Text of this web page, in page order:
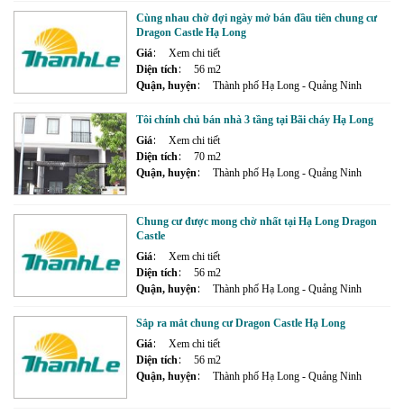
Cùng nhau chờ đợi ngày mở bán đầu tiên chung cư
Dragon Castle Hạ Long
Giá
Xem chi tiết
Diện tích
56 m2
Quận, huyện
Thành phố Hạ Long - Quảng Ninh
Tôi chính chủ bán nhà 3 tầng tại Bãi cháy Hạ Long
Giá
Xem chi tiết
Diện tích
70 m2
Quận, huyện
Thành phố Hạ Long - Quảng Ninh
Chung cư được mong chờ nhất tại Hạ Long Dragon
Castle
Giá
Xem chi tiết
Diện tích
56 m2
Quận, huyện
Thành phố Hạ Long - Quảng Ninh
Sắp ra mắt chung cư Dragon Castle Hạ Long
Giá
Xem chi tiết
Diện tích
56 m2
Quận, huyện
Thành phố Hạ Long - Quảng Ninh